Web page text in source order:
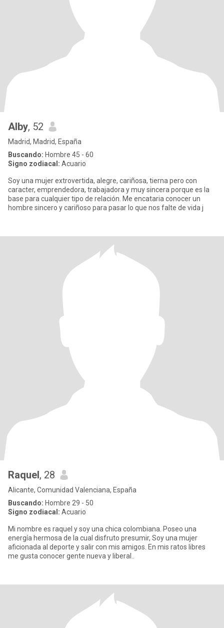
Alby, 52
Madrid, Madrid, España
Buscando: Hombre 45 - 60
Signo zodiacal: Acuario
Soy una mujer extrovertida, alegre, cariñosa, tierna pero con
caracter, emprendedora, trabajadora y muy sincera porque es la
base para cualquier tipo de relación. Me encataria conocer un
hombre sincero y cariñoso para pasar lo que nos falte de vida j
Raquel, 28
Alicante, Comunidad Valenciana, España
Buscando: Hombre 29 - 50
Signo zodiacal: Acuario
Mi nombre es raquel y soy una chica colombiana. Poseo una
energía hermosa de la cual disfruto presumir, Soy una mujer
aficionada al deporte y salir con mis amigos. En mis ratos libres
me gusta conocer gente nueva y liberal..